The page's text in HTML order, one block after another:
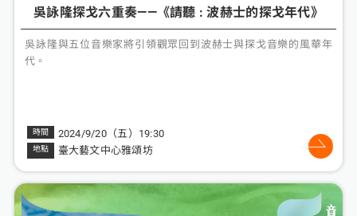
吳詠隆探戈六重奏——《請聽 : 波赫士的探戈年代》
吳詠隆與五位音樂家將引領觀眾回到波赫士與探戈音樂的風華年
代。
2024/9/20（五）19:30
臺大藝文中心雅頌坊